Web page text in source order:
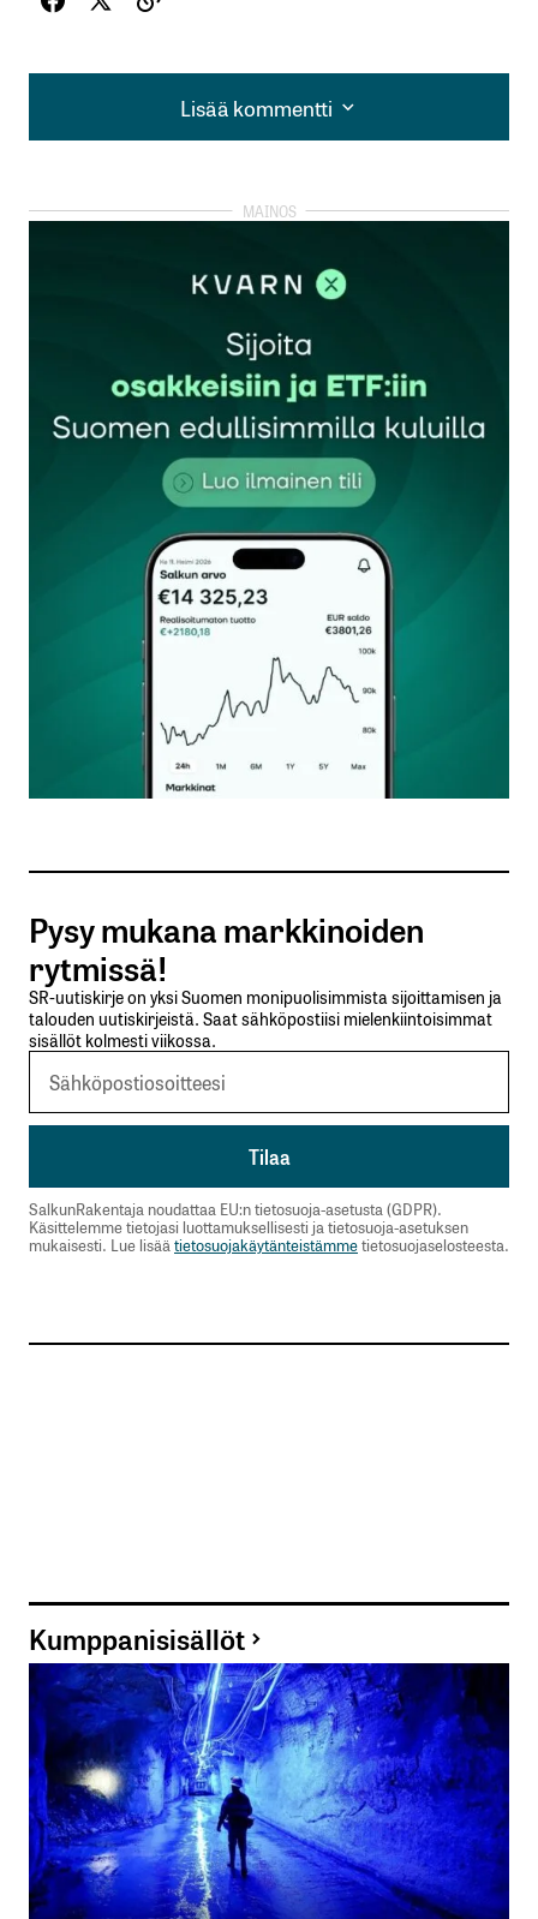
Lisää kommentti
Lisää kommentti
kirjautua
rekisteröityä
Sähköpostiosoitettasi ei julkaista.Pakolliset
kentät on merkitty*
Kommentti*
Nimesi tai nimimerkkisi
Sähköpostiosoitteesi
Tilaa SalkunRakentajan uutiskirje
Lähetä kommentti
Pysy mukana markkinoiden
rytmissä!
SR-uutiskirje on yksi Suomen monipuolisimmista sijoittamisen ja
talouden uutiskirjeistä. Saat sähköpostiisi mielenkiintoisimmat
sisällöt kolmesti viikossa.
SalkunRakentaja noudattaa EU:n tietosuoja-asetusta (GDPR).
Käsittelemme tietojasi luottamuksellisesti ja tietosuoja-asetuksen
mukaisesti. Lue lisäätietosuojakäytänteistämmetietosuojaselosteesta.
Kumppanisisällöt